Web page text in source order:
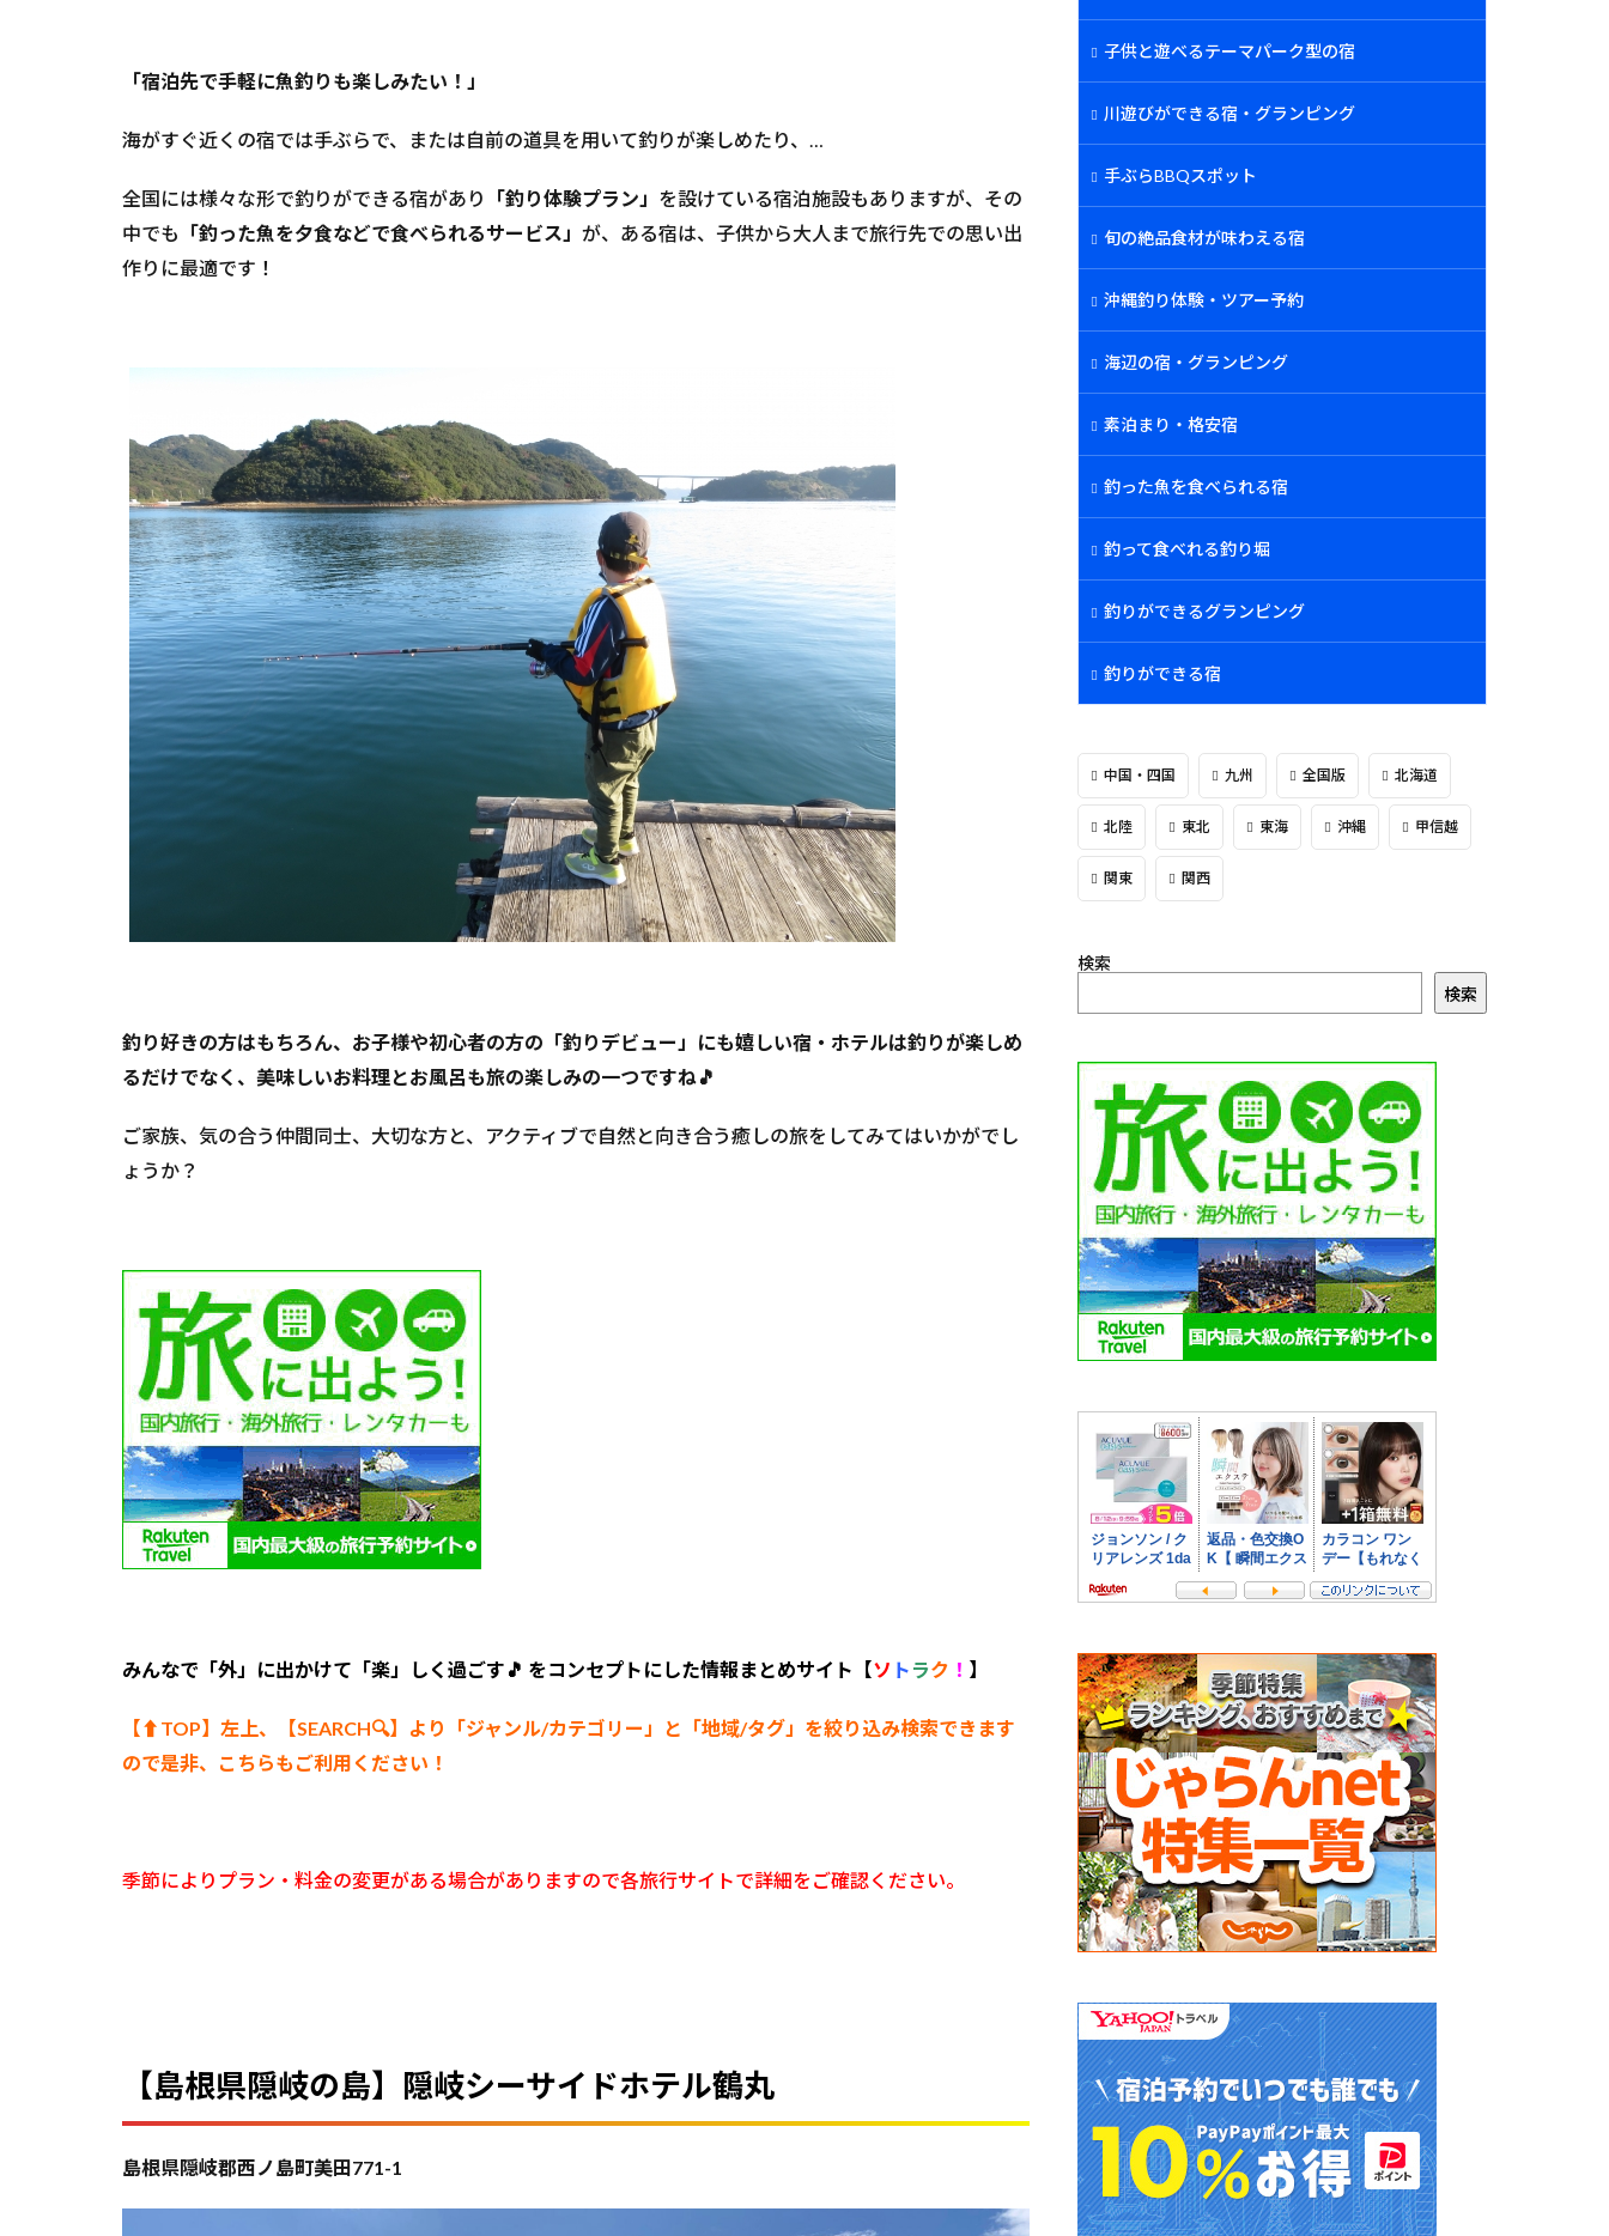
「宿泊先で手軽に魚釣りも楽しみたい！」
海がすぐ近くの宿では手ぶらで、または自前の道具を用いて釣りが楽しめたり、…
全国には様々な形で釣りができる宿があり 「釣り体験プラン」 を設けている宿泊施設もありますが、その
中でも
「釣った魚を夕食などで食べられるサービス」 が、ある宿は、子供から大人まで旅行先での思い出
作りに最適です！
釣り好きの方はもちろん、お子様や初心者の方の「釣りデビュー」にも嬉しい宿・ホテルは釣りが楽しめ
るだけでなく、美味しいお料理とお風呂も旅の楽しみの一つですね🎵
ご家族、気の合う仲間同士、大切な方と、アクティブで自然と向き合う癒しの旅をしてみてはいかがでし
ょうか？
みんなで「外」に出かけて「楽」しく過ごす🎵 をコンセプトにした情報まとめサイト【ソ ト ラク ！ 】
【⬆︎TOP】左上、【SEARCH🔍】より「ジャンル/カテゴリー 」と「地域/タグ」を絞り込み検索できます
ので是非、こちらもご利用ください！
季節によりプラン・料金の変更がある場合がありますので各旅行サイトで詳細をご確認ください。
【島根県隠岐の島】隠岐シーサイドホテル鶴丸
島根県隠岐郡西ノ島町美田771-1
子供と遊べるテーマパーク型の宿
川遊びができる宿・グランピング
手ぶらBBQスポット
旬の絶品食材が味わえる宿
沖縄釣り体験・ツアー予約
海辺の宿・グランピング
素泊まり・格安宿
釣った魚を食べられる宿
釣って食べれる釣り堀
釣りができるグランピング
釣りができる宿
中国・四国 九州 全国版 北海道
北陸 東北 東海 沖縄 甲信越
関東 関西
検索
検索